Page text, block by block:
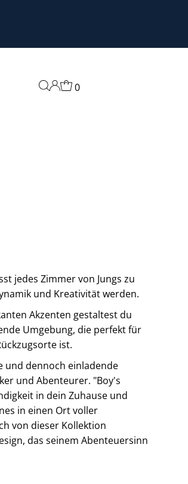
0
jedes Zimmer von Jungs zu
und Kreativität werden.
Akzenten gestaltest du
Umgebung, die perfekt für
ist.
und dennoch einladende
und Abenteurer. "Boy's
in dein Zuhause und
in einen Ort voller
von dieser Kollektion
das seinem Abenteuersinn